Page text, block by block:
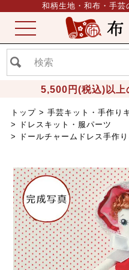
和柄生地・和布・手芸
5,500円(税込)以上
ME
NU
トップ 手芸キット・手作り
ドレスキット・服パーツ
ドールチャームドレス手作